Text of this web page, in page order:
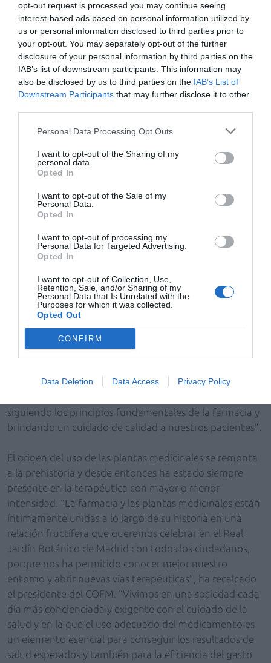
opt-out request is processed you may continue seeing
interest-based ads based on personal information utilized by
us or personal information disclosed to third parties prior to
your opt-out. You may separately opt-out of the further
disclosure of your personal information by third parties on the
IAB’s list of downstream participants. This information may
also be disclosed by us to third parties on the IAB’s List of
Downstream Participants that may further disclose it to other
Personal Data Processing Opt Outs
I want to opt-out of the Sharing of my
personal data.
Opted In
I want to opt-out of the Sale of my
Personal Data.
Opted In
I want to opt-out of processing my
Personal Data for Targeted Advertising.
Opted In
I want to opt-out of Collection, Use,
Retention, Sale, and/or Sharing of my
Personal Data that Is Unrelated with the
Purposes for which it was collected.
Opted Out
CONFIRM
Data Deletion Data Access Privacy Policy
conmemora su 125 aniversario reforzando su vocación
asistencial, sanitaria y también social y divulgativa como
parte de la solución a los grandes desafíos sanitarios de
la sociedad actual.
Valores de la botánica
En sus palabras de bienvenida, ladirectora del RJB-
CSICindicó que el origen del actual Real Jardín
Calientes, un huerto de árboles frutales y plantas
medicinales que el boticario Luis de Riqueur había
donado al rey Luis I en 1724. Asimismo, ha destacado
difundir entre la sociedad los valores de la botánica, en
este caso a través de las plantas medicinales”, para
125 años, un aniversario que confirma “el relevante
peso sanitario, social y asistencial que tiene este
Colegio”.
Por su parte, ladirectora general de Inspección y
Ordenación Sanitaria de la Comunidad de Madrid,
Pilar Jimeno, ha resaltado que las plantas medicinales
“son una valiosa herramienta que puede integrarse en
reconozcamos su potencial terapéutico y
siguiendo los principios fundamentales de la farmacia y
brindando un cuidado de calidad a nuestros pacientes”.
El origen del uso de las plantas medicinales se remonta
a la prehistoria y desde entonces ha estado siempre
presente en la terapéutica con mayor o menor
intensidad. “La farmacia y las plantas medicinales están
íntimamente unidas a lo largo de su historia en una
relación fructífera que queremos celebrar en el Real
Jardín Botánico de Madrid con todos los ciudadanos,
porque nos ha permitido conocer mejor nuestro
entorno y abrir nuevas vías terapéuticas”, ha recalcado
el presidente del COFM. “Vivimos en una sociedad cada
día más concienciada y exigente con el cuidado de la
salud y en la que el uso adecuado del medicamento es
un elemento esencial para conseguir los resultados de
salud esperados y también para la eficiencia del gasto